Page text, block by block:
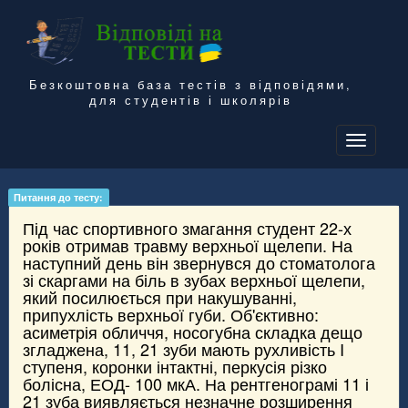
Безкоштовна база тестів з відповідями,
для студентів і школярів
Питання до тесту:
Під час спортивного змагання студент 22-х
років отримав травму верхньої щелепи. На
наступний день він звернувся до стоматолога
зі скаргами на біль в зубах верхньої щелепи,
який посилюється при накушуванні,
припухлість верхньої губи. Об'єктивно:
асиметрія обличчя, носогубна складка дещо
згладжена, 11, 21 зуби мають рухливість I
ступеня, коронки інтактні, перкусія різко
болісна, ЕОД- 100 мкА. На рентгенограмі 11 і
21 зуба виявляється незначне розширення